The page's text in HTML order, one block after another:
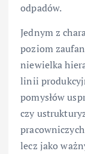
odpadów.
Jednym z
poziom
niewielka
linii
pomysłów
czy
lecz jako